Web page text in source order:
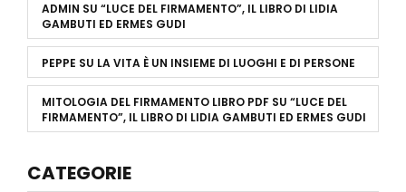
ADMIN SU “LUCE DEL FIRMAMENTO”, IL LIBRO DI LIDIA
GAMBUTI ED ERMES GUDI
PEPPE SU LA VITA È UN INSIEME DI LUOGHI E DI PERSONE
MITOLOGIA DEL FIRMAMENTO LIBRO PDF SU “LUCE DEL
FIRMAMENTO”, IL LIBRO DI LIDIA GAMBUTI ED ERMES GUDI
CATEGORIE